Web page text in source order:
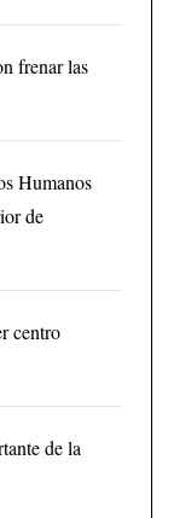
frenar las
Humanos
de
centro
de la